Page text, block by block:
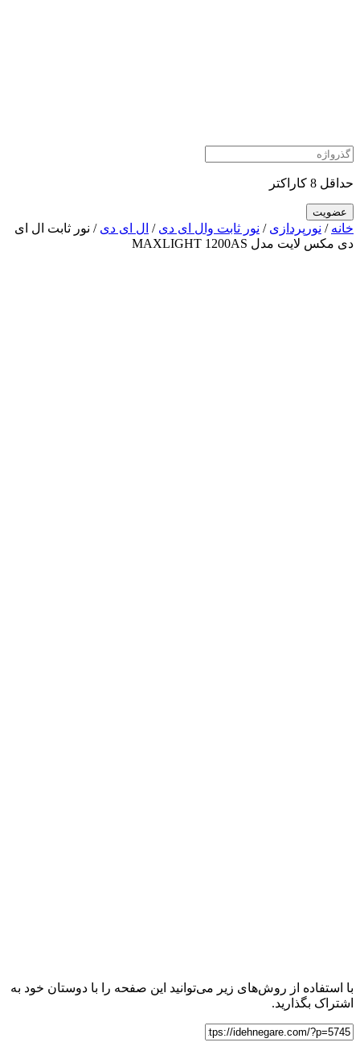
حداقل 8 کاراکتر
خانه / نورپردازی / نور ثابت وال ای دی / ال ای دی / نور ثابت ال ای
دی مکس لایت مدل MAXLIGHT 1200AS
با استفاده از روش‌های زیر می‌توانید این صفحه را با دوستان خود به
اشتراک بگذارید.